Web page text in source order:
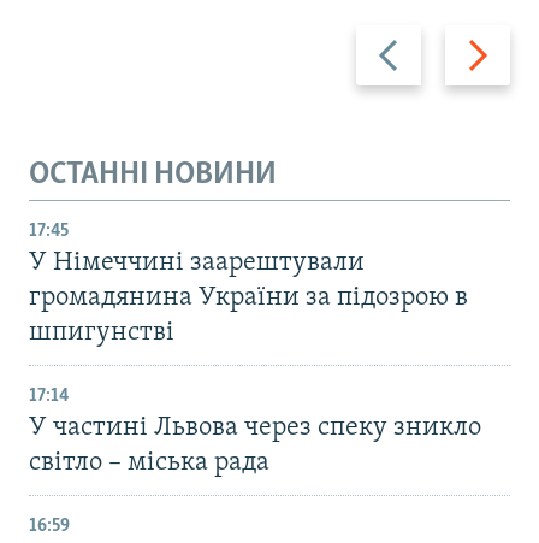
Назад Вперед
ОСТАННІ НОВИНИ
17:45
У Німеччині заарештували
громадянина України за підозрою в
шпигунстві
17:14
У частині Львова через спеку зникло
світло – міська рада
16:59